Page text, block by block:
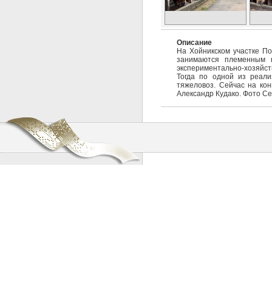
Описание
На Хойникском участке
занимаются племенным
экспериментально-
Тогда по одной из
тяжеловоз. Сейчас на
Александр Кудако. Фото